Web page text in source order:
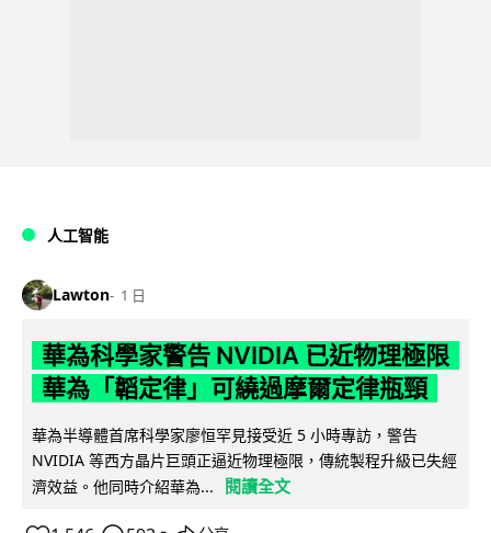
人工智能
Lawton 1 日
華為科學家警告 NVIDIA 已近物理極限
華為「韜定律」可繞過摩爾定律瓶頸
華為半導體首席科學家廖恒罕見接受近 5 小時專訪，警告
NVIDIA 等西方晶片巨頭正逼近物理極限，傳統製程升級已失經
濟效益。他同時介紹華為...
閱讀全文